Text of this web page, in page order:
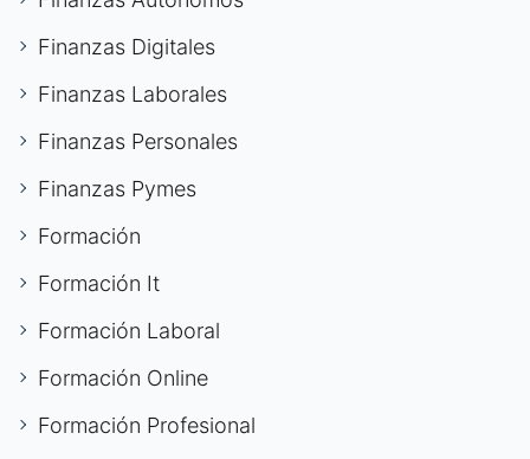
Finanzas Digitales
Finanzas Laborales
Finanzas Personales
Finanzas Pymes
Formación
Formación It
Formación Laboral
Formación Online
Formación Profesional